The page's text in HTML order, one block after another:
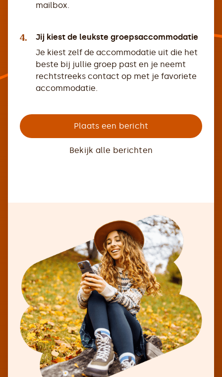
mailbox.
4.
Jij kiest de leukste groepsaccommodatie
Je kiest zelf de accommodatie uit die het
beste bij jullie groep past en je neemt
rechtstreeks contact op met je favoriete
accommodatie.
Plaats een bericht
Bekijk alle berichten